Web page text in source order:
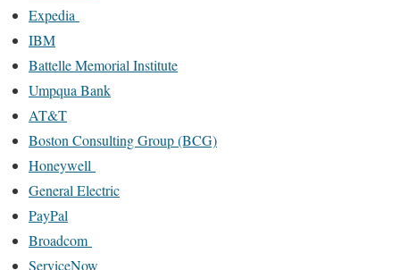
Expedia
IBM
Battelle Memorial Institute
Umpqua Bank
AT&T
Boston Consulting Group (BCG)
Honeywell
General Electric
PayPal
Broadcom
ServiceNow